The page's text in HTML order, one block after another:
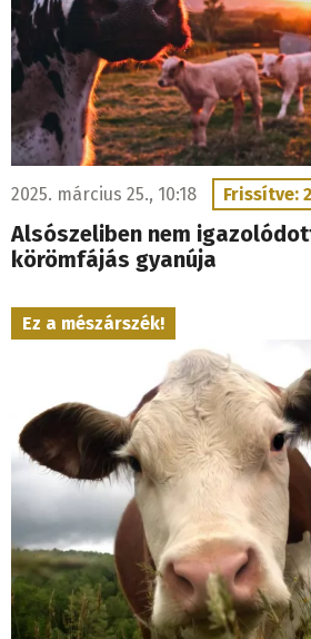
2025. március 25., 10:18 Frissítve:
Alsószeliben nem
körömfájás gyanúja
Ez a mészárszék!